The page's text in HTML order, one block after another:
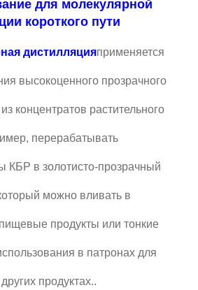
для молекулярной
короткого пути
дистилляцияприменяется
высокоценного прозрачного
концентратов растительного
перерабатывать
КБР в золотисто-прозрачный
можно вливать в
продукты или тонкие
в патронах для
продуктах..